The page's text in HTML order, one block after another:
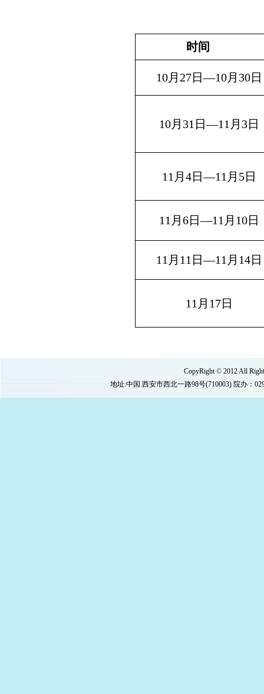
时间
10月 27日—10月30日
10月31日—11月3日
11 月4日—11月5日
11 月6日—11月10日
11 月11日—11月14日
11 月17日
CopyRight© 2012 All
地址:中国.西安市西北一路98号(710003) 院办：